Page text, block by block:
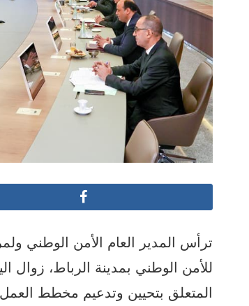
ترأس المدير العام الأمن الوطني
المتعلق بتحيين وتدعيم مخطط